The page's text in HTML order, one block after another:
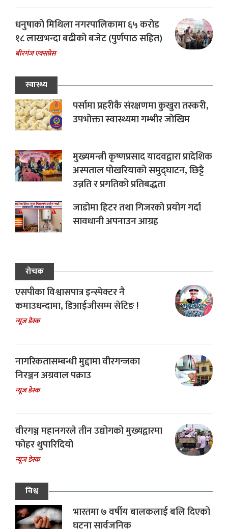
धनुषाको मिथिला नगरपालिकामा ६५ करोड
१८ लाखभन्दा बढीको बजेट (पुर्णपाठ सहित)
बीरगंज एक्सप्रेस
स्वास्थ्य
पर्सामा प्रहरीकै संरक्षणमा कुखुरा तस्करी,
उपभोक्ता स्वास्थ्यमा गम्भीर जोखिम
मुख्यमन्त्री कृष्णप्रसाद यादवद्वारा प्रादेशिक
अस्पताल पोखरियाको समुद्घाटन, छिट्टै
उन्नति र प्रगतिको प्रतिबद्धता
जाडोमा हिटर तथा गिजरको प्रयोग गर्दा
सावधानी अपनाउन आग्रह
रोचक
एसपीका विश्वासपात्र इन्स्पेक्टर नै
कमाउधन्दामा, डिआईजीसम्म सेटिङ !
न्यूज डेस्क
नागरिकतासम्बन्धी मुद्दामा वीरगन्जका
निरञ्जन अग्रवाल पक्राउ
न्यूज डेस्क
वीरगञ्ज महानगरले तीन उद्योगको मुख्यद्वारमा
फोहर थुपारिदियो
न्यूज डेस्क
विश्व
भारतमा ७ वर्षीय बालकलाई बलि दिएको